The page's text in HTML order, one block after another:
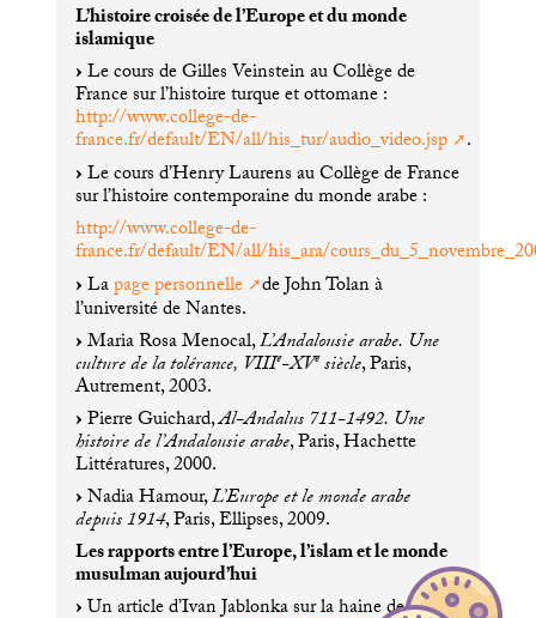
L’histoire croisée de l’Europe et du monde
islamique
Le cours de Gilles Veinstein au Collège de
France sur l’histoire turque et ottomane :
http://www.college-de-
france.fr/default/EN/all/his_tur/audio_video.jsp
.
Le cours d’Henry Laurens au Collège de France
sur l’histoire contemporaine du monde arabe :
http://www.college-de-
france.fr/default/EN/all/his_ara/
Lapage personnelle de John Tolan à
l’université de Nantes.
Maria Rosa Menocal,L’Andalousie arabe. Une
culture de la tolérance, VIIIe-XVesiècle, Paris,
Autrement, 2003.
Pierre Guichard,Al-Andalus 711-1492. Une
histoire de l’Andalousie arabe, Paris, Hachette
Littératures, 2000.
Nadia Hamour,L’Europe et le monde arabe
depuis 1914, Paris, Ellipses, 2009.
Les rapports entre l’Europe, l’islam et le monde
musulman aujourd’hui
Un article d’Ivan Jablonka sur la haine de l’islam